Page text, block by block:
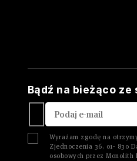
Bądź na bieżąco
Wyrażam zgodę na
Zjednoczenia 36, 01- 830
osobowych przez